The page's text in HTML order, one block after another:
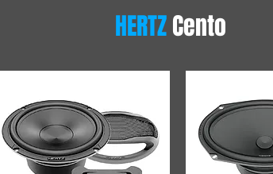
HERTZCento